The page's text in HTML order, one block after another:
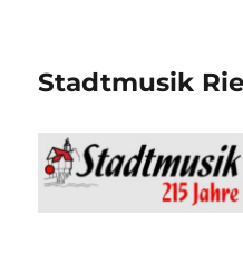
Stadtmusik